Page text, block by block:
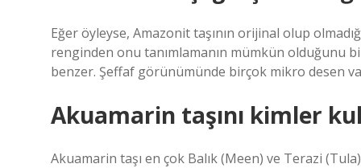
Eğer öyleyse, Amazonit taşının orijinal olup
renginden onu tanımlamanın mümkün olduğunu
benzer. Şeffaf görünümünde birçok mikro desen
Akuamarin taşını kimler
Akuamarin taşı en çok Balık (Meen) ve Terazi